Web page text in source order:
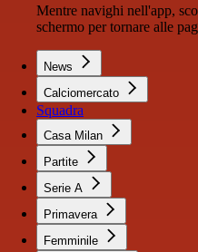
Mentre navighi nell'app,
schermo per tornare alle
News
Calciomercato
Squadra
Casa Milan
Partite
Serie A
Primavera
Femminile